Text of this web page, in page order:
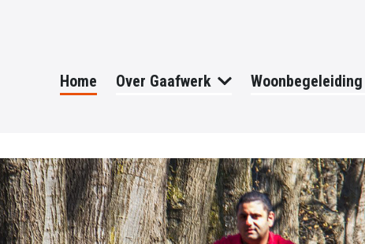
Home Over Gaafwerk Woonbegeleiding